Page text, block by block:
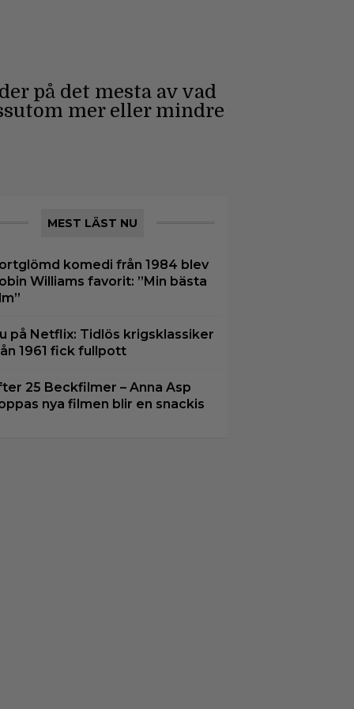
på det mesta av vad
mer eller mindre
MEST LÄST NU
komedi från 1984 blev
Williams favorit: ”Min bästa
på Netflix: Tidlös krigsklassiker
1961 fick fullpott
25 Beckfilmer – Anna Asp
nya filmen blir en snackis